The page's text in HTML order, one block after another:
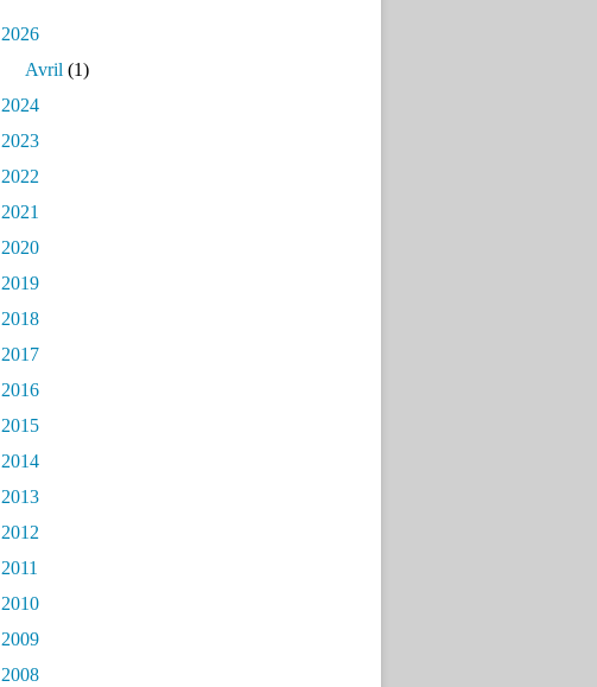
2026
Avril (1)
2024
2023
2022
2021
2020
2019
2018
2017
2016
2015
2014
2013
2012
2011
2010
2009
2008